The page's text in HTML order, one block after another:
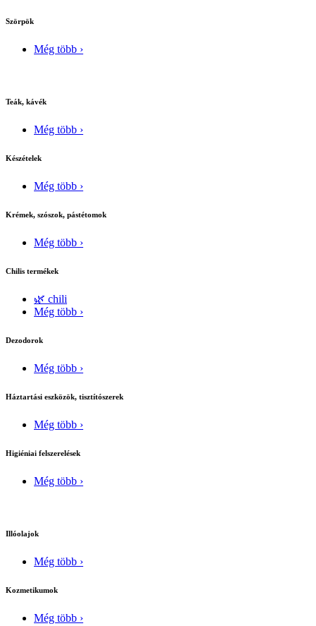
Szörpök
Még több ›
Teák, kávék
Még több ›
Készételek
Még több ›
Krémek, szószok, pástétomok
Még több ›
Chilis termékek
🌿 chili
Még több ›
Dezodorok
Még több ›
Háztartási eszközök, tisztítószerek
Még több ›
Higiéniai felszerelések
Még több ›
Illóolajok
Még több ›
Kozmetikumok
Még több ›